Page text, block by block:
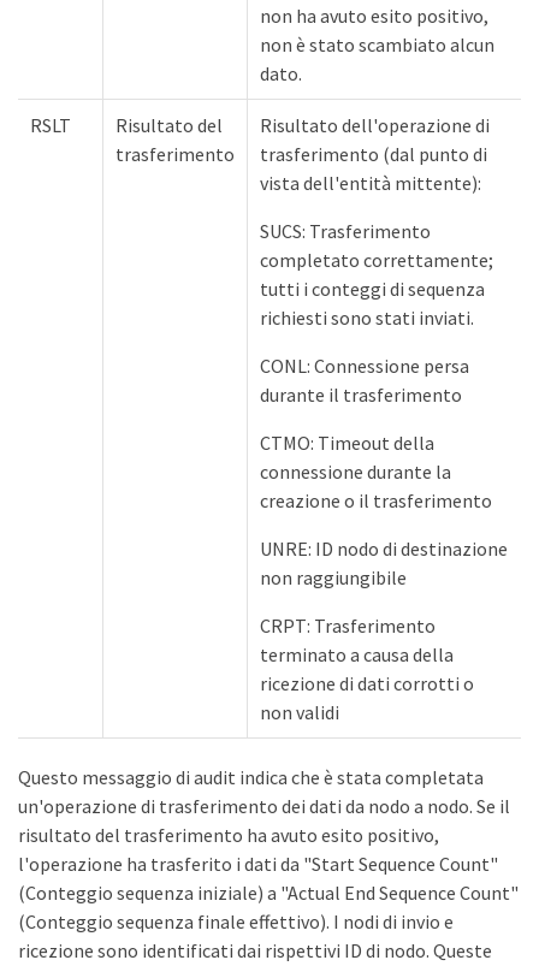
non ha avuto esito positivo,
non è stato scambiato alcun
dato.
RSLT
Risultato del
trasferimento
Risultato dell'operazione di
trasferimento (dal punto di
vista dell'entità mittente):
SUCS: Trasferimento
completato correttamente;
tutti i conteggi di sequenza
richiesti sono stati inviati.
CONL: Connessione persa
durante il trasferimento
CTMO: Timeout della
connessione durante la
creazione o il trasferimento
UNRE: ID nodo di destinazione
non raggiungibile
CRPT: Trasferimento
terminato a causa della
ricezione di dati corrotti o
non validi
Questo messaggio di audit indica che è stata completata
un'operazione di trasferimento dei dati da nodo a nodo. Se il
risultato del trasferimento ha avuto esito positivo,
l'operazione ha trasferito i dati da "Start Sequence Count"
(Conteggio sequenza iniziale) a "Actual End Sequence Count"
(Conteggio sequenza finale effettivo). I nodi di invio e
ricezione sono identificati dai rispettivi ID di nodo. Queste